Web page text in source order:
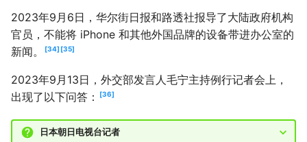
2023年9月6日，华尔街日报和路透社报导了大陆政府机构
官员，不能将 iPhone 和其他外国品牌的设备带进办公室的
新闻。
34 35
2023年9月13日，外交部发言人毛宁主持例行记者会上，
出现了以下问答：
36
日本朝日电视台记者